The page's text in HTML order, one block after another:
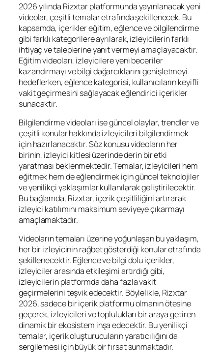
2026 yılında Rizxtar platformunda yayınlanacak yeni
videolar, çeşitli temalar etrafında şekillenecek. Bu
kapsamda, içerikler eğitim, eğlence ve bilgilendirme
gibi farklı kategorilere ayrılarak, izleyicilerin farklı
ihtiyaç ve taleplerine yanıt vermeyi amaçlayacaktır.
Eğitim videoları, izleyicilere yeni beceriler
kazandırmayı ve bilgi dağarcıklarını genişletmeyi
hedeflerken, eğlence kategorisi, kullanıcıların keyifli
vakit geçirmesini sağlayacak eğlendirici içerikler
sunacaktır.
Bilgilendirme videoları ise güncel olaylar, trendler ve
çeşitli konular hakkında izleyicileri bilgilendirmek
için hazırlanacaktır. Söz konusu videoların her
birinin, izleyici kitlesi üzerinde derin bir etki
yaratması beklenmektedir. Temalar, izleyicileri hem
eğitmek hem de eğlendirmek için güncel teknolojiler
ve yenilikçi yaklaşımlar kullanılarak geliştirilecektir.
Bu bağlamda, Rizxtar, içerik çeşitliliğini artırarak
izleyici katılımını maksimum seviyeye çıkarmayı
amaçlamaktadır.
Videoların temaları üzerine yoğunlaşan bu yaklaşım,
her bir izleyicinin rağbet gösterdiği konular etrafında
şekillenecektir. Eğlence ve bilgi dolu içerikler,
izleyiciler arasında etkileşimi artırdığı gibi,
izleyicilerin platformda daha fazla vakit
geçirmelerini teşvik edecektir. Böylelikle, Rizxtar
2026, sadece bir içerik platformu olmanın ötesine
geçerek, izleyicileri ve toplulukları bir araya getiren
dinamik bir ekosistem inşa edecektir. Bu yenilikçi
temalar, içerik oluşturucuların yaratıcılığını da
sergilemesi için büyük bir fırsat sunmaktadır.